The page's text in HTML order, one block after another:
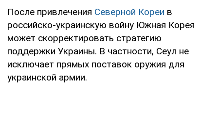
После привлечения Северной Кореи в
российско-украинскую войну Южная Корея
может скорректировать стратегию
поддержки Украины. В частности, Сеул не
исключает прямых поставок оружия для
украинской армии.